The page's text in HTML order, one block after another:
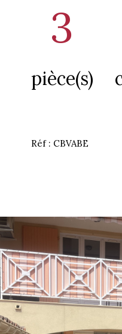
3
pièce(s)
Réf : CBVABE